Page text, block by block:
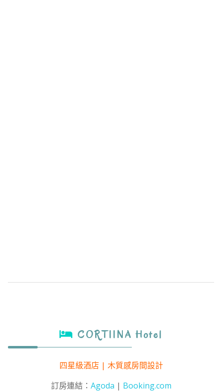
CORTIINA Hotel
四星級酒店 | 木質感房間設計
訂房連結： Agoda | Booking.com